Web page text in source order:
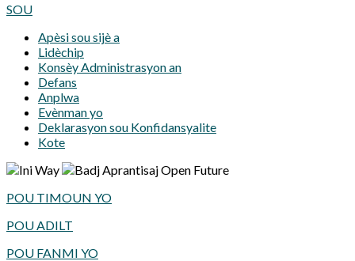
SOU
Apèsi sou sijè a
Lidèchip
Konsèy Administrasyon an
Defans
Anplwa
Evènman yo
Deklarasyon sou Konfidansyalite
Kote
POU TIMOUN YO
POU ADILT
POU FANMI YO